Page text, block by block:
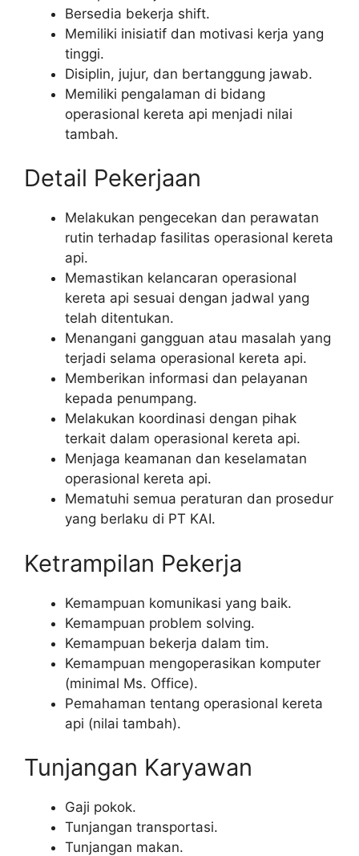
Bersedia bekerja shift.
Memiliki inisiatif dan motivasi kerja yang
tinggi.
Disiplin, jujur, dan bertanggung jawab.
Memiliki pengalaman di bidang
operasional kereta api menjadi nilai
tambah.
Detail Pekerjaan
Melakukan pengecekan dan perawatan
rutin terhadap fasilitas operasional kereta
api.
Memastikan kelancaran operasional
kereta api sesuai dengan jadwal yang
telah ditentukan.
Menangani gangguan atau masalah yang
terjadi selama operasional kereta api.
Memberikan informasi dan pelayanan
kepada penumpang.
Melakukan koordinasi dengan pihak
terkait dalam operasional kereta api.
Menjaga keamanan dan keselamatan
operasional kereta api.
Mematuhi semua peraturan dan prosedur
yang berlaku di PT KAI.
Ketrampilan Pekerja
Kemampuan komunikasi yang baik.
Kemampuan problem solving.
Kemampuan bekerja dalam tim.
Kemampuan mengoperasikan komputer
(minimal Ms. Office).
Pemahaman tentang operasional kereta
api (nilai tambah).
Tunjangan Karyawan
Gaji pokok.
Tunjangan transportasi.
Tunjangan makan.